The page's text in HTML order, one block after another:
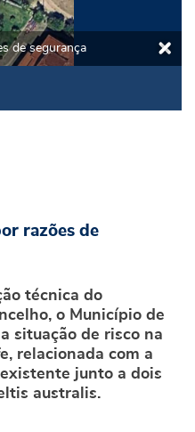
de segurança
razões de
técnica do
o Município de
situação de risco na
relacionada com a
junto a dois
australis.